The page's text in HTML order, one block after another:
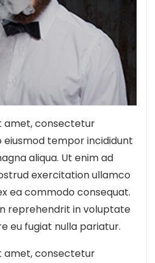
amet, consectetur
eiusmod tempor incididunt
aliqua. Ut enim ad
exercitation ullamco
ea commodo consequat.
reprehendrit in voluptate
eu fugiat nulla pariatur.
amet, consectetur